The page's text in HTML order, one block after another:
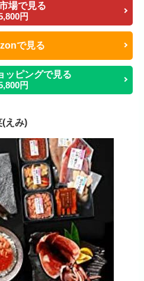
場で見る
円
で見る
ッピングで見る
円
(えみ)